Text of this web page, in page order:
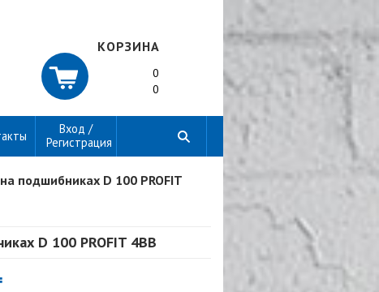
КОРЗИНА
0
0
Вход /
Регистрация
подшибниках D 100 PROFIT
D 100 PROFIT 4BB